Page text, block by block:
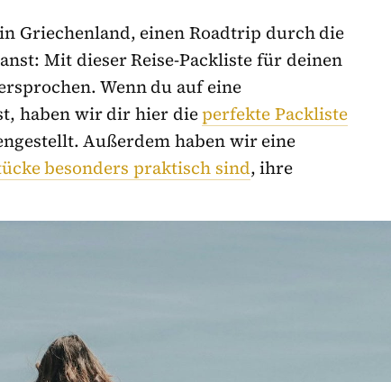
Griechenland, einen Roadtrip durch die
Mit dieser Reise-Packliste für deinen
Wenn du auf eine
haben wir dir hier dieperfekte Packliste
Außerdem haben wir eine
besonders praktisch sind, ihre